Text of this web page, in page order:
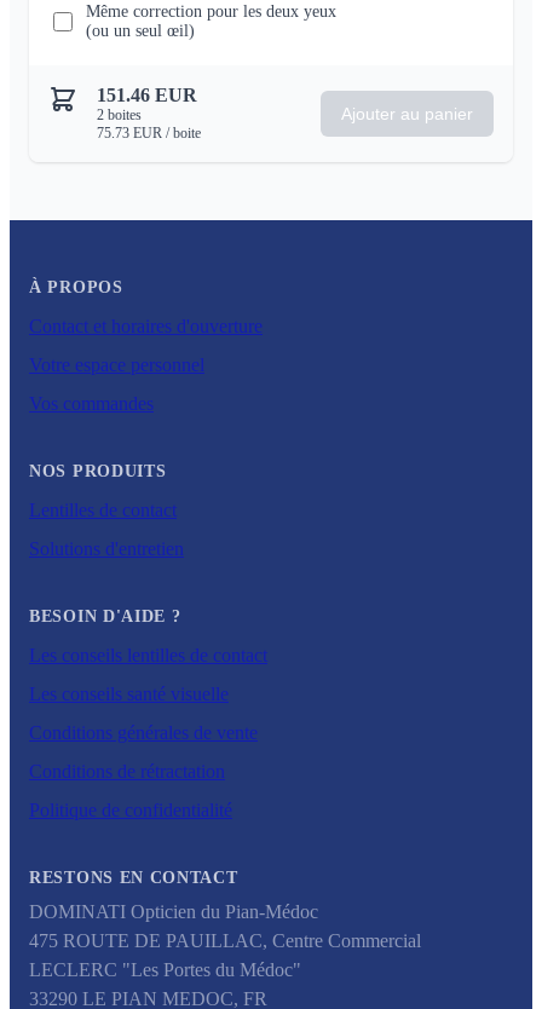
Même correction pour les deux yeux
(ou un seul œil)
151.46 EUR
2 boites
75.73 EUR / boite
Ajouter au panier
À PROPOS
Contact et horaires d'ouverture
Votre espace personnel
Vos commandes
NOS PRODUITS
Lentilles de contact
Solutions d'entretien
BESOIN D'AIDE ?
Les conseils lentilles de contact
Les conseils santé visuelle
Conditions générales de vente
Conditions de rétractation
Politique de confidentialité
RESTONS EN CONTACT
DOMINATI Opticien du Pian-Médoc
475 ROUTE DE PAUILLAC, Centre Commercial
LECLERC "Les Portes du Médoc"
33290 LE PIAN MEDOC, FR